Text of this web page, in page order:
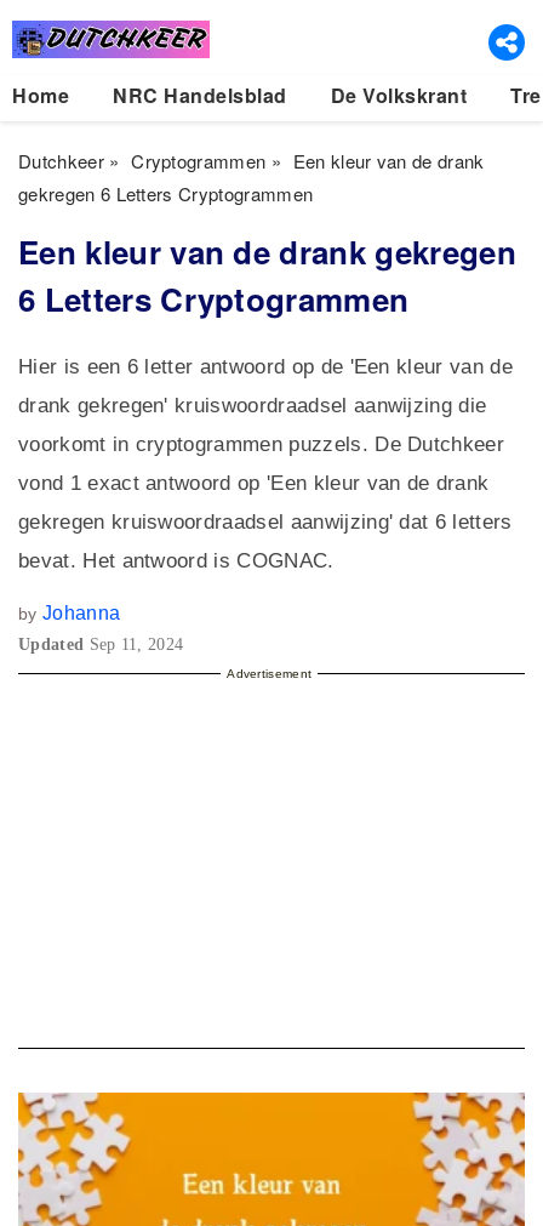
Home NRC Handelsblad De Volkskrant
Dutchkeer» Cryptogrammen » Een kleur van de drank
gekregen 6 Letters Cryptogrammen
Een kleur van de drank gekregen
6 Letters Cryptogrammen
Hier is een 6 letter antwoord op de 'Een kleur van de
drank gekregen' kruiswoordraadsel aanwijzing die
voorkomt in cryptogrammen puzzels. De Dutchkeer
vond 1 exact antwoord op 'Een kleur van de drank
gekregen kruiswoordraadsel aanwijzing' dat 6 letters
bevat. Het antwoord is COGNAC.
by Johanna
Updated Sep 11, 2024
Advertisement